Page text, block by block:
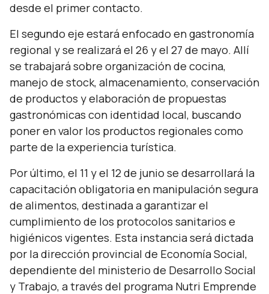
desde el primer contacto.
El segundo eje estará enfocado en gastronomía
regional y se realizará el 26 y el 27 de mayo. Allí
se trabajará sobre organización de cocina,
manejo de stock, almacenamiento, conservación
de productos y elaboración de propuestas
gastronómicas con identidad local, buscando
poner en valor los productos regionales como
parte de la experiencia turística.
Por último, el 11 y el 12 de junio se desarrollará la
capacitación obligatoria en manipulación segura
de alimentos, destinada a garantizar el
cumplimiento de los protocolos sanitarios e
higiénicos vigentes. Esta instancia será dictada
por la dirección provincial de Economía Social,
dependiente del ministerio de Desarrollo Social
y Trabajo, a través del programa Nutri Emprende